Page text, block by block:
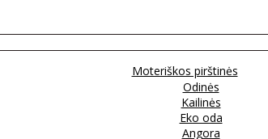
Moteriškos pirštinės
Odinės
Kailinės
Eko oda
Angora